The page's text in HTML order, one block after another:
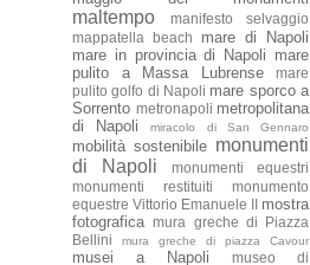
maltempo
manifesto selvaggio
mappatella beach
mare di Napoli
mare in provincia di Napoli mare
pulito a Massa Lubrense
mare
pulito golfo di Napoli mare sporco a
Sorrento metronapoli metropolitana
di Napoli
miracolo di San Gennaro
mobilità sostenibile monumenti
di Napoli
monumenti equestri
monumenti restituiti
monumento
equestre Vittorio Emanuele II mostra
fotografica mura greche di Piazza
Bellini
mura greche di piazza Cavour
musei a Napoli
museo di